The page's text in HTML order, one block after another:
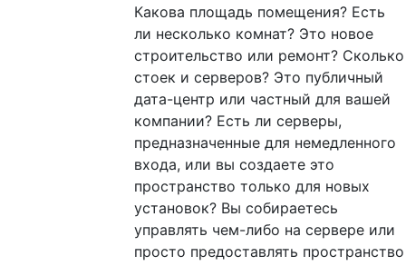
Какова площадь помещения? Есть
ли несколько комнат? Это новое
строительство или ремонт? Сколько
стоек и серверов? Это публичный
дата-центр или частный для вашей
компании? Есть ли серверы,
предназначенные для немедленного
входа, или вы создаете это
пространство только для новых
установок? Вы собираетесь
управлять чем-либо на сервере или
просто предоставлять пространство